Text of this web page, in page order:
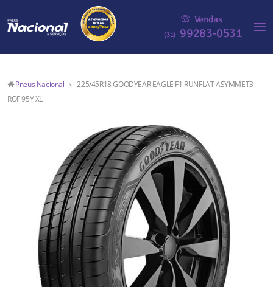
Vendas
(31) 99283-0531
Pneus Nacional >
225/45R18 GOODYEAR EAGLE F1 RUNFLAT ASYMMET3
ROF 95Y XL